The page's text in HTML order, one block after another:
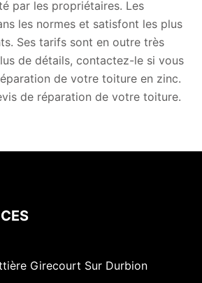
par les propriétaires. Les
les normes et satisfont les plus
Ses tarifs sont en outre très
de détails, contactez-le si vous
de votre toiture en zinc.
de réparation de votre toiture.
Girecourt Sur Durbion